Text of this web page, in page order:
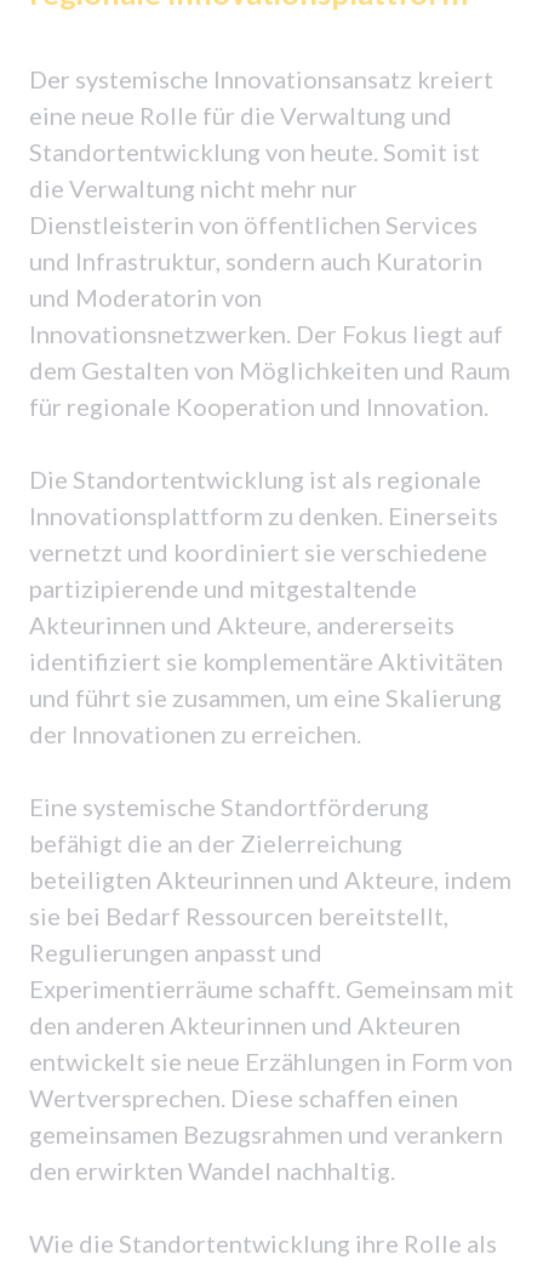
Der systemische Innovationsansatz kreiert
eine neue Rolle für die Verwaltung und
Standortentwicklung von heute. Somit ist
die Verwaltung nicht mehr nur
Dienstleisterin von öffentlichen Services
und Infrastruktur, sondern auch Kuratorin
und Moderatorin von
Innovationsnetzwerken. Der Fokus liegt auf
dem Gestalten von Möglichkeiten und Raum
für regionale Kooperation und Innovation.
Die Standortentwicklung ist als regionale
Innovationsplattform zu denken. Einerseits
vernetzt und koordiniert sie verschiedene
partizipierende und mitgestaltende
Akteurinnen und Akteure, andererseits
identifiziert sie komplementäre Aktivitäten
und führt sie zusammen, um eine Skalierung
der Innovationen zu erreichen.
Eine systemische Standortförderung
befähigt die an der Zielerreichung
beteiligten Akteurinnen und Akteure, indem
sie bei Bedarf Ressourcen bereitstellt,
Regulierungen anpasst und
Experimentierräume schafft. Gemeinsam mit
den anderen Akteurinnen und Akteuren
entwickelt sie neue Erzählungen in Form von
Wertversprechen. Diese schaffen einen
gemeinsamen Bezugsrahmen und verankern
den erwirkten Wandel nachhaltig.
Wie die Standortentwicklung ihre Rolle als